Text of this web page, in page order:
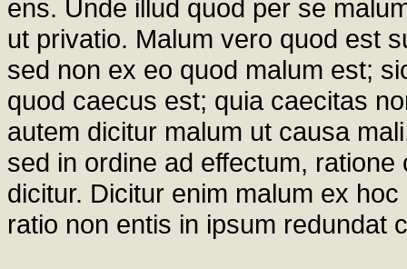
ens. Unde illud quod per se
ut privatio. Malum vero quod est
sed non ex eo quod malum est;
quod caecus est; quia caecitas
autem dicitur malum ut causa
sed in ordine ad effectum,
dicitur. Dicitur enim malum ex
ratio non entis in ipsum redundat